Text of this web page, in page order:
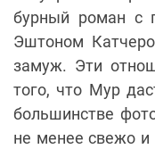
бурный роман с
Эштоном
замуж. Эти
того, что Мур
большинстве
не менее свежо и